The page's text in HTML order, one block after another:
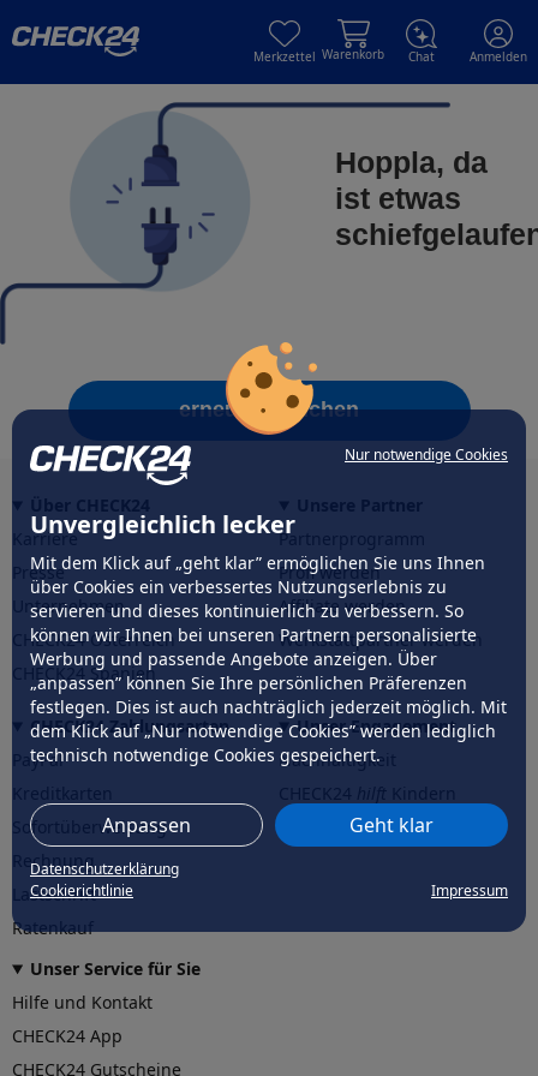
Nur notwendige Cookies
Unvergleichlich lecker
Mit dem Klick auf „geht klar” ermöglichen Sie uns Ihnen
über Cookies ein verbessertes Nutzungserlebnis zu
servieren und dieses kontinuierlich zu verbessern. So
können wir Ihnen bei unseren Partnern personalisierte
Werbung und passende Angebote anzeigen. Über
„anpassen” können Sie Ihre persönlichen Präferenzen
festlegen. Dies ist auch nachträglich jederzeit möglich. Mit
dem Klick auf „Nur notwendige Cookies” werden lediglich
technisch notwendige Cookies gespeichert.
Anpassen Geht klar
Datenschutzerklärung
Cookierichtlinie
Impressum
Merkzettel Warenkorb Chat Anmelden
Hoppla, da
ist etwas
erneut versuchen
Karriere
Presse
Unternehmen
CHECK24 Österreich
CHECK24 Spanien
Partnerprogramm
Profi werden
Affiliate werden
Werkstattpartner werden
CHECK24 Zahlungsarten
PayPal
Sofortüberweisung
Rechnung
Lastschrift
Ratenkauf
Unser Engagement
Nachhaltigkeit
CHECK24hilftder Natur
Unser Service für Sie
Hilfe und Kontakt
CHECK24 App
CHECK24 Gutscheine